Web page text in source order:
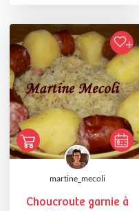
martine_mecoli
Choucroute garnie à